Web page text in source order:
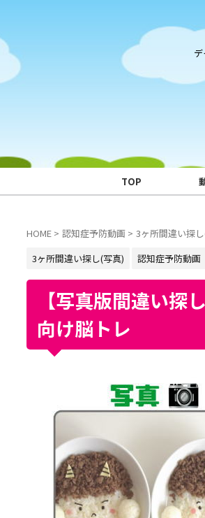
TOP
HOME > 認知症予防動画 > 3ヶ所間違い探
3ヶ所間違い探し(写真)
認知症予防動画
【写真版間違い探
向け脳トレ